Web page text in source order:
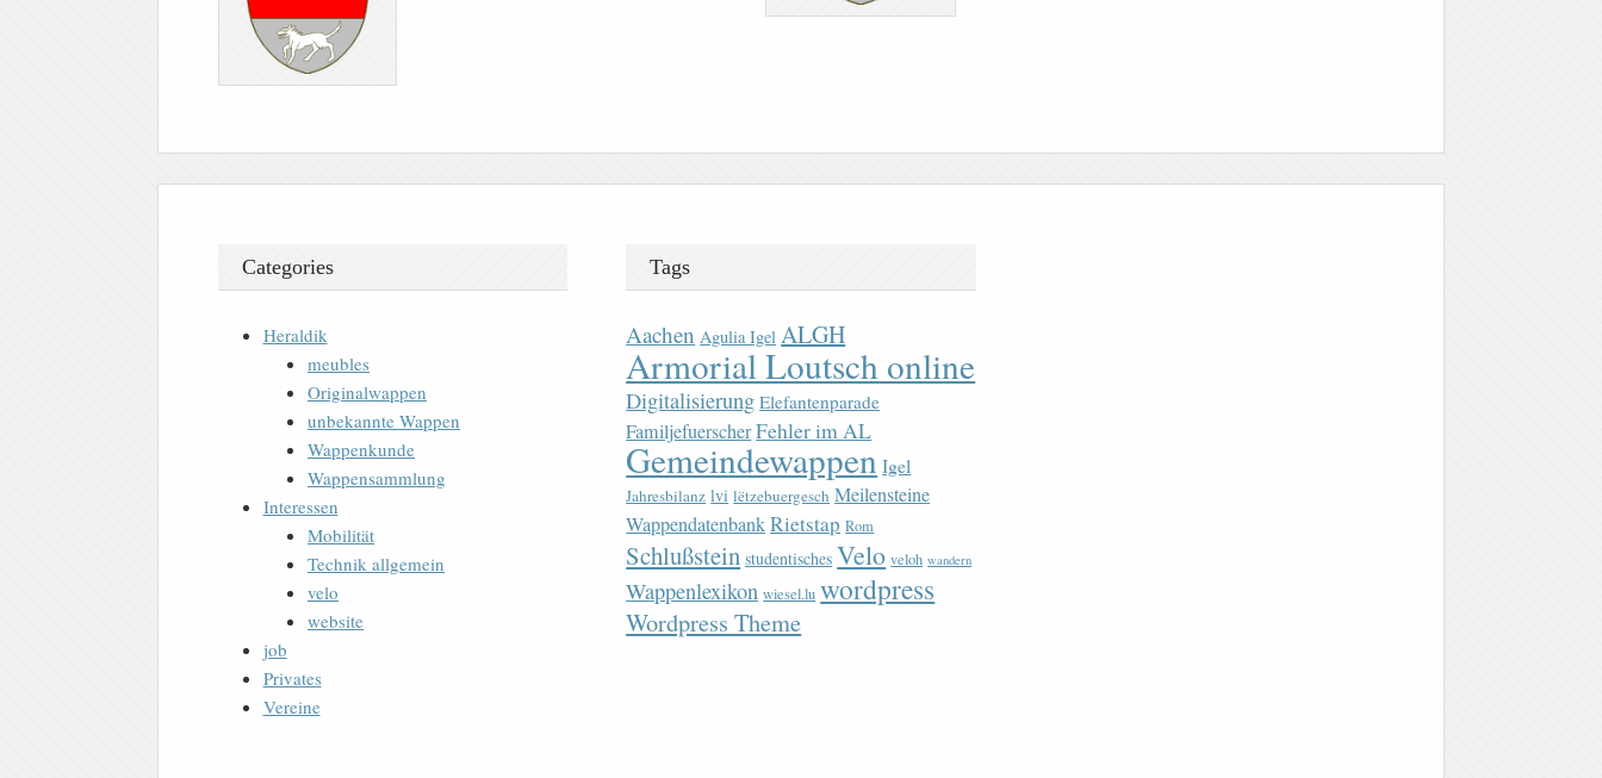
Categories
Heraldik
meubles
Originalwappen
unbekannte Wappen
Wappenkunde
Wappensammlung
Interessen
Mobilität
Technik allgemein
velo
website
job
Privates
Vereine
Tags
Aachen Agulia Igel ALGH
Armorial Loutsch online
Digitalisierung Elefantenparade
FamiljefuerscherFehler im AL
Gemeindewappen Igel
Jahresbilanz lvi lëtzebuergesch Meilensteine
WappendatenbankRietstap Rom
Schlußstein studentisches Velo veloh wandern
Wappenlexikon wiesel.lu wordpress
Wordpress Theme